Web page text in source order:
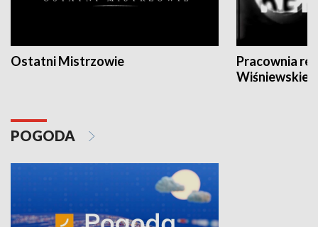
Ostatni Mistrzowie
Pracownia
POGODA